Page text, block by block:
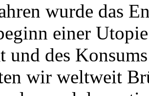
wurde das
einer
des
wir weltweit